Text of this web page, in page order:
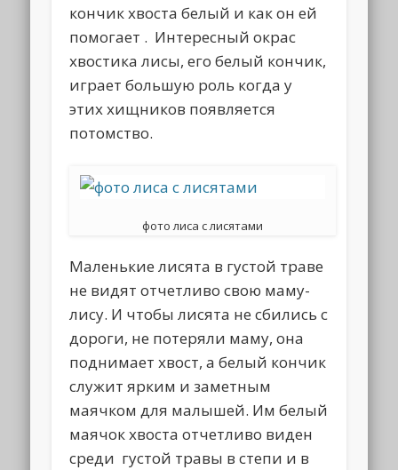
кончик хвоста белый и как он ей
помогает . Интересный окрас
хвостика лисы, его белый кончик,
играет большую роль когда у
этих хищников появляется
потомство.
фото лиса с лисятами
Маленькие лисята в густой траве
не видят отчетливо свою маму-
лису. И чтобы лисята не сбились с
дороги, не потеряли маму, она
поднимает хвост, а белый кончик
служит ярким и заметным
маячком для малышей. Им белый
маячок хвоста отчетливо виден
среди густой травы в степи и в